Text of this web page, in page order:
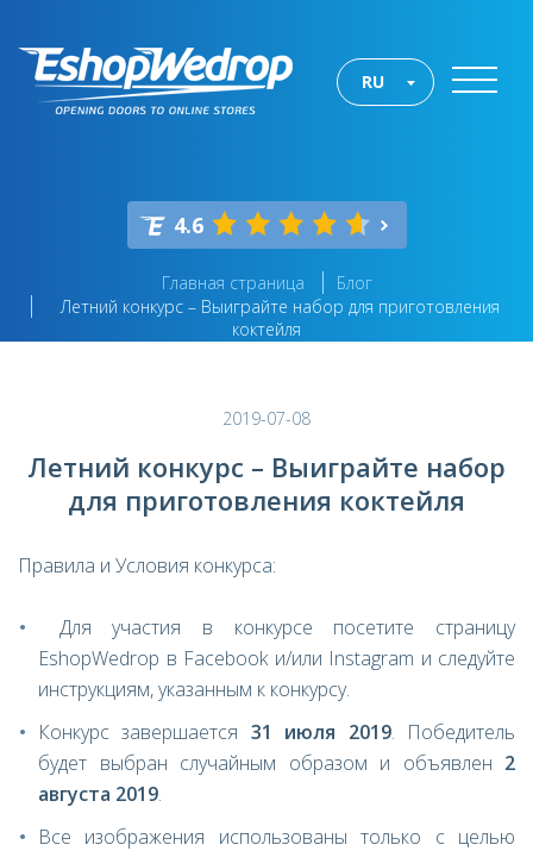
RU
4.6
Главная страница
Блог
Летний конкурс – Выиграйте набор для приготовления
коктейля
2019-07-08
Летний конкурс – Выиграйте набор
для приготовления коктейля
Правила и Условия конкурса:
Для участия в конкурсе посетите страницу
EshopWedrop в Facebook и/или Instagram и следуйте
инструкциям, указанным к конкурсу.
Конкурс завершается 31 июля 2019. Победитель
будет выбран случайным образом и объявлен 2
августа 2019.
Все изображения использованы только с целью